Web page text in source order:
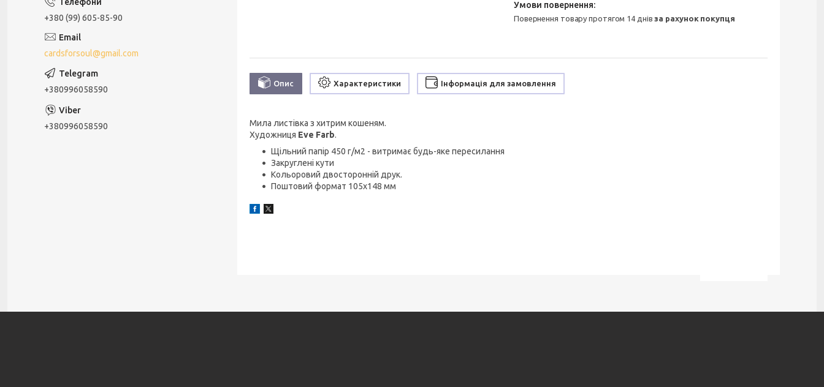
повернення товару протягом 14 днівза рахунок покупця
Опис Характеристики Інформація для замовлення
Мила листівка з хитрим кошеням.
Художниця Eve Farb.
Щільний папір 450 г/м2 - витримає будь-яке пересилання
Закруглені кути
Кольоровий двосторонній друк.
Поштовий формат 105х148 мм
+380 (99) 605-85-90
cardsforsoul@gmail.com
+380996058590
+380996058590